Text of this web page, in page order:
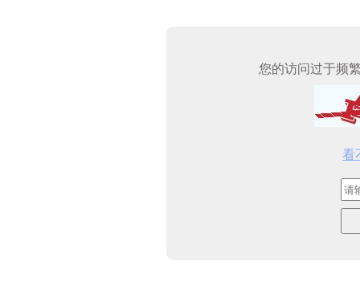
您的访问过于频
看